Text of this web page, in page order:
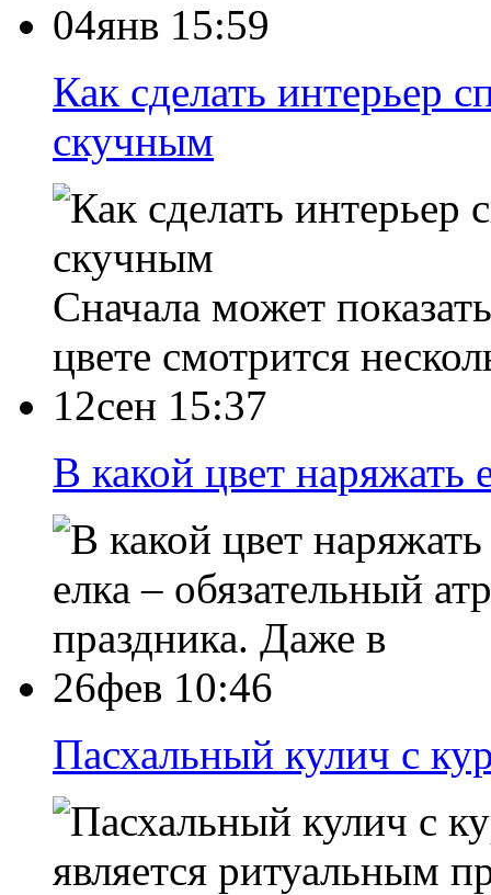
04янв 15:59
Как сделать интерьер
скучным
Сначала может
цвете смотрится
12сен 15:37
В какой цвет наряжать
елка – обязательный
праздника. Даже в
26фев 10:46
Пасхальный кулич с
является ритуальным